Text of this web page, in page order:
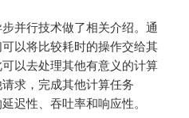
并行技术做了相关介绍。通
以将比较耗时的操作交给其
以去处理其他有意义的计算
求，完成其他计算任务
迟性、吞吐率和响应性。